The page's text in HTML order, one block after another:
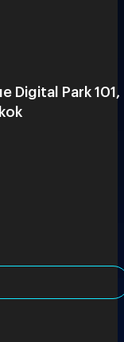
Digital Park 101,